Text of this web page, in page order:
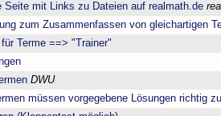
Seite mit Links zu Dateien auf realmath.de
zum Zusammenfassen von gleichartigen
Terme ==> "Trainer"
DWU
müssen vorgegebene Lösungen richtig